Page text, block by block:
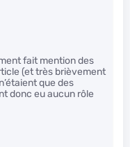
fait mention des
(et très brièvement
que des
donc eu aucun rôle